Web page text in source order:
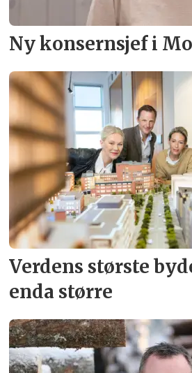
Ny konsern­sjef i
Verdens største
enda større